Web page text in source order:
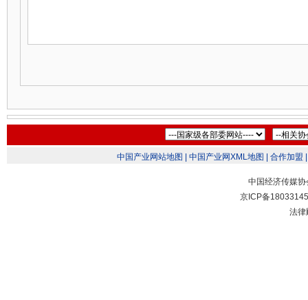
中国产业网站地图 | 中国产业网XML地图 | 合作加盟 |
中国经济传媒
京ICP备
法